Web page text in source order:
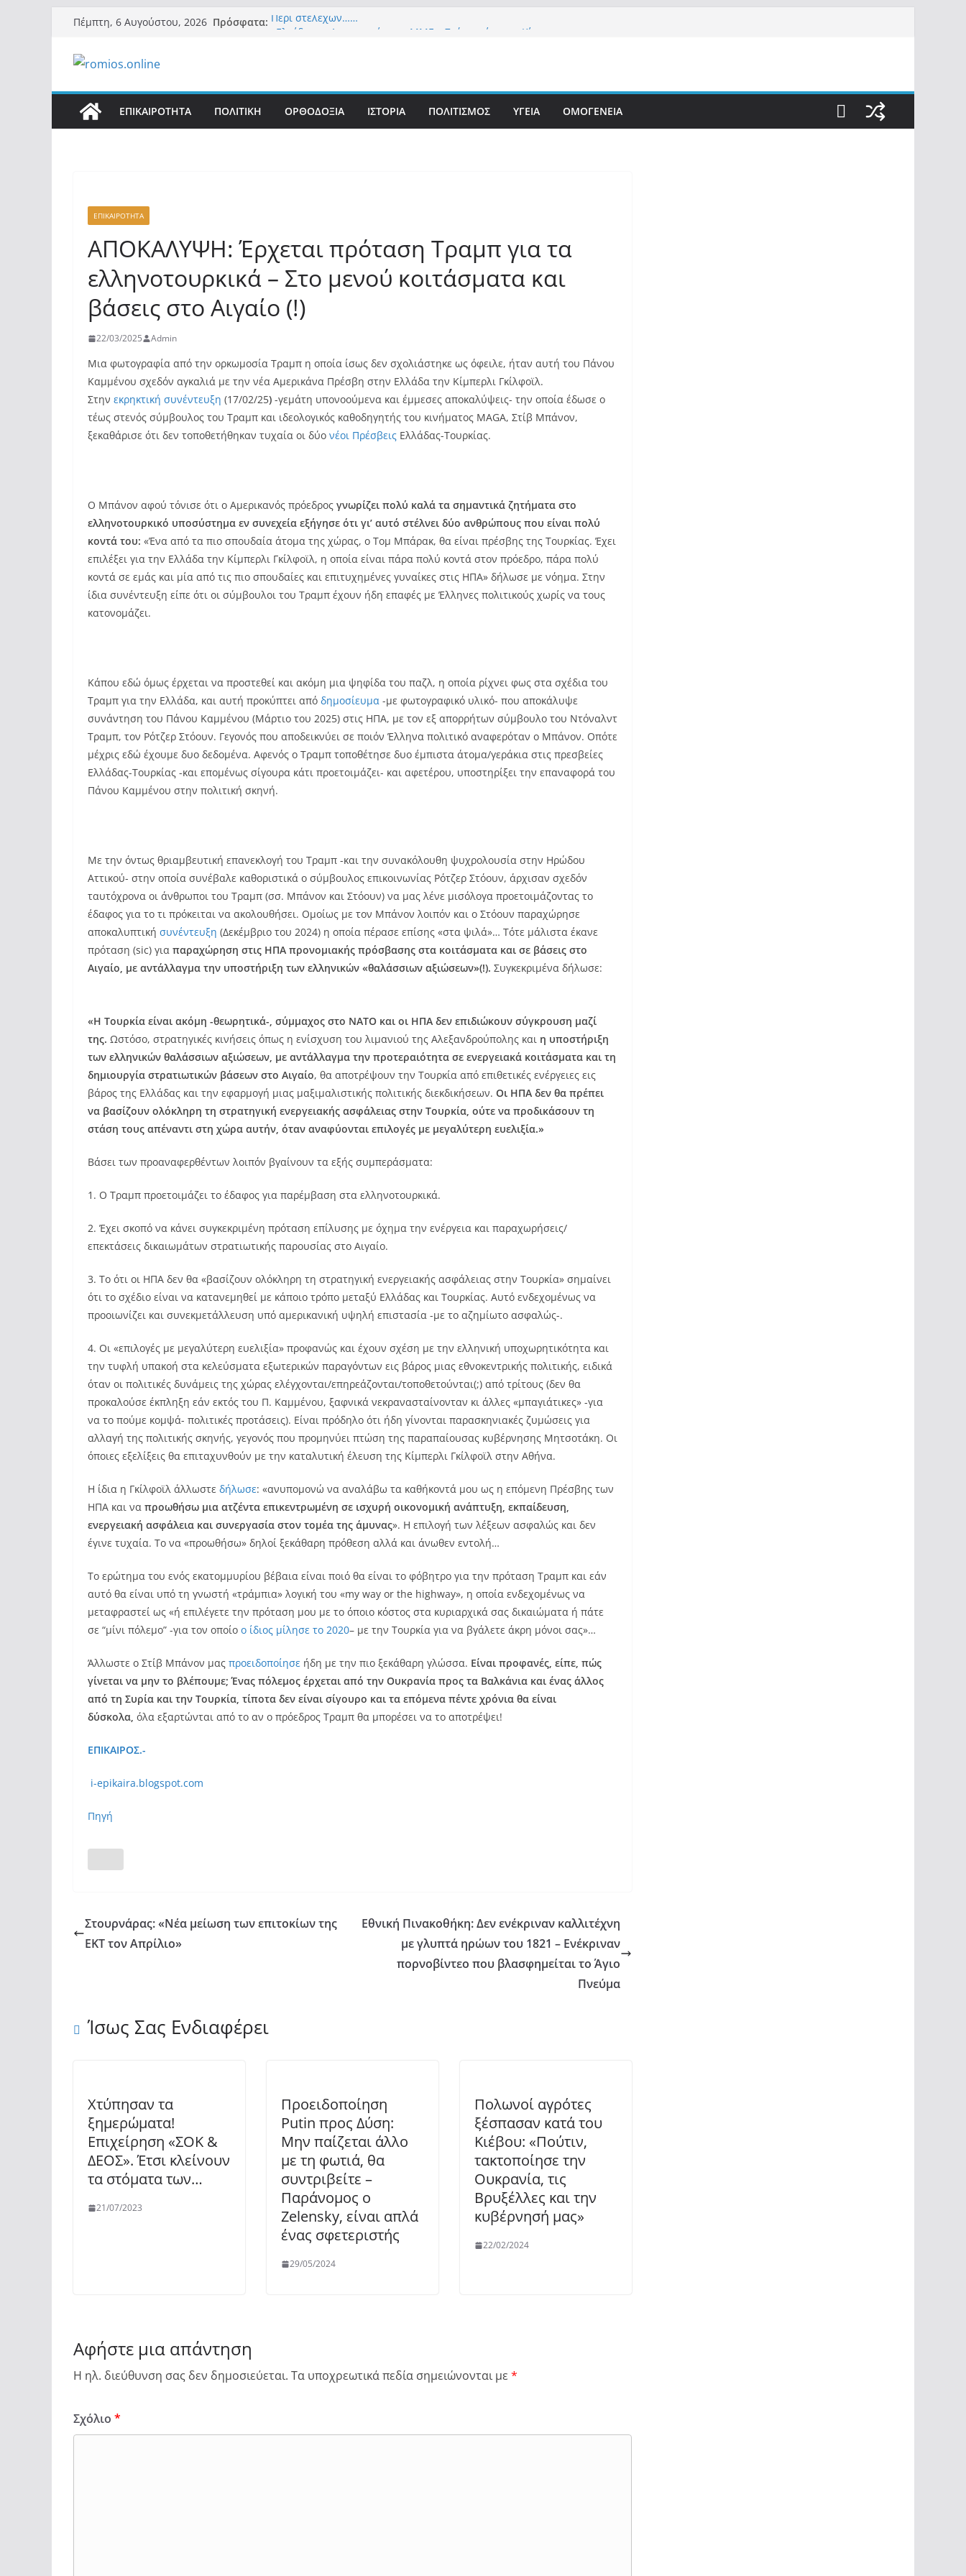
Μετάβαση
περιεχόμενο
Πέμπτη, 6 Αυγούστου, 2026 Πρόσφατα: Περί στελεχών……
ένοικοι του Μαξίμου σε πανικό, πατριωτικό τσουνάμι
σαρώνει την Ελλάδα
ΕΠΙΚΑΙΡΟΤΗΤΑ ΠΟΛΙΤΙΚΗ ΟΡΘΟΔΟΞΙΑ ΙΣΤΟΡΙΑ ΠΟΛΙΤΙΣΜΟΣ ΥΓΕΙΑ ΟΜΟΓΕΝΕΙΑ
ΕΠΙΚΑΙΡΟΤΗΤΑ
ΑΠΟΚΑΛΥΨΗ: Έρχεται πρόταση Τραμπ για τα
ελληνοτουρκικά – Στο μενού κοιτάσματα και
βάσεις στο Αιγαίο (!)
22/03/2025 Admin
Μια φωτογραφία από την ορκωμοσία Τραμπ η οποία ίσως δεν σχολιάστηκε ως όφειλε, ήταν αυτή του Πάνου
Καμμένου σχεδόν αγκαλιά με την νέα Αμερικάνα Πρέσβη στην Ελλάδα την Κίμπερλι Γκίλφοϊλ.
Στην εκρηκτική συνέντευξη (17/02/25) -γεμάτη υπονοούμενα και έμμεσες αποκαλύψεις- την οποία έδωσε ο
τέως στενός σύμβουλος του Τραμπ και ιδεολογικός καθοδηγητής του κινήματος MAGA, Στίβ Μπάνον,
ξεκαθάρισε ότι δεν τοποθετήθηκαν τυχαία οι δύο νέοι Πρέσβεις Ελλάδας-Τουρκίας.
Ο Μπάνον αφού τόνισε ότι ο Αμερικανός πρόεδρος γνωρίζει πολύ καλά τα σημαντικά ζητήματα στο
ελληνοτουρκικό υποσύστημα εν συνεχεία εξήγησε ότι γι’ αυτό στέλνει δύο ανθρώπους που είναι πολύ
κοντά του: «Ένα από τα πιο σπουδαία άτομα της χώρας, ο Τομ Μπάρακ, θα είναι πρέσβης της Τουρκίας. Έχει
επιλέξει για την Ελλάδα την Κίμπερλι Γκίλφοϊλ, η οποία είναι πάρα πολύ κοντά στον πρόεδρο, πάρα πολύ
κοντά σε εμάς και μία από τις πιο σπουδαίες και επιτυχημένες γυναίκες στις ΗΠΑ» δήλωσε με νόημα. Στην
ίδια συνέντευξη είπε ότι οι σύμβουλοι του Τραμπ έχουν ήδη επαφές με Έλληνες πολιτικούς χωρίς να τους
κατονομάζει.
Κάπου εδώ όμως έρχεται να προστεθεί και ακόμη μια ψηφίδα του παζλ, η οποία ρίχνει φως στα σχέδια του
Τραμπ για την Ελλάδα, και αυτή προκύπτει από δημοσίευμα -με φωτογραφικό υλικό- που αποκάλυψε
συνάντηση του Πάνου Καμμένου (Μάρτιο του 2025) στις ΗΠΑ, με τον εξ απορρήτων σύμβουλο του Ντόναλντ
Τραμπ, τον Ρότζερ Στόουν. Γεγονός που αποδεικνύει σε ποιόν Έλληνα πολιτικό αναφερόταν ο Μπάνον. Οπότε
μέχρις εδώ έχουμε δυο δεδομένα. Aφενός ο Τραμπ τοποθέτησε δυο έμπιστα άτομα/γεράκια στις πρεσβείες
Ελλάδας-Τουρκίας -και επομένως σίγουρα κάτι προετοιμάζει- και αφετέρου, υποστηρίξει την επαναφορά του
Πάνου Καμμένου στην πολιτική σκηνή.
Με την όντως θριαμβευτική επανεκλογή του Τραμπ -και την συνακόλουθη ψυχρολουσία στην Ηρώδου
Αττικού- στην οποία συνέβαλε καθοριστικά ο σύμβουλος επικοινωνίας Ρότζερ Στόουν, άρχισαν σχεδόν
ταυτόχρονα οι άνθρωποι του Τραμπ (σσ. Μπάνον και Στόουν) να μας λένε μισόλογα προετοιμάζοντας το
έδαφος για το τι πρόκειται να ακολουθήσει. Ομοίως με τον Μπάνον λοιπόν και ο Στόουν παραχώρησε
αποκαλυπτική συνέντευξη (Δεκέμβριο του 2024) η οποία πέρασε επίσης «στα ψιλά»… Τότε μάλιστα έκανε
πρόταση (sic) για παραχώρηση στις ΗΠΑ προνομιακής πρόσβασης στα κοιτάσματα και σε βάσεις στο
Αιγαίο, με αντάλλαγμα την υποστήριξη των ελληνικών «θαλάσσιων αξιώσεων»(!). Συγκεκριμένα δήλωσε:
«Η Τουρκία είναι ακόμη -θεωρητικά-, σύμμαχος στο ΝΑΤΟ και οι ΗΠΑ δεν επιδιώκουν σύγκρουση μαζί
της. Ωστόσο, στρατηγικές κινήσεις όπως η ενίσχυση του λιμανιού της Αλεξανδρούπολης και η υποστήριξη
των ελληνικών θαλάσσιων αξιώσεων, με αντάλλαγμα την προτεραιότητα σε ενεργειακά κοιτάσματα και τη
δημιουργία στρατιωτικών βάσεων στο Αιγαίο, θα αποτρέψουν την Τουρκία από επιθετικές ενέργειες εις
βάρος της Ελλάδας και την εφαρμογή μιας μαξιμαλιστικής πολιτικής διεκδικήσεων. Οι ΗΠΑ δεν θα πρέπει
να βασίζουν ολόκληρη τη στρατηγική ενεργειακής ασφάλειας στην Τουρκία, ούτε να προδικάσουν τη
στάση τους απέναντι στη χώρα αυτήν, όταν αναφύονται επιλογές με μεγαλύτερη ευελιξία.»
Βάσει των προαναφερθέντων λοιπόν βγαίνουν τα εξής συμπεράσματα:
1. Ο Τραμπ προετοιμάζει το έδαφος για παρέμβαση στα ελληνοτουρκικά.
2. Έχει σκοπό να κάνει συγκεκριμένη πρόταση επίλυσης με όχημα την ενέργεια και παραχωρήσεις/
επεκτάσεις δικαιωμάτων στρατιωτικής παρουσίας στο Αιγαίο.
3. Το ότι οι ΗΠΑ δεν θα «βασίζουν ολόκληρη τη στρατηγική ενεργειακής ασφάλειας στην Τουρκία» σημαίνει
ότι το σχέδιο είναι να κατανεμηθεί με κάποιο τρόπο μεταξύ Ελλάδας και Τουρκίας. Αυτό ενδεχομένως να
προοιωνίζει και συνεκμετάλλευση υπό αμερικανική υψηλή επιστασία -με το αζημίωτο ασφαλώς-.
4. Οι «επιλογές με μεγαλύτερη ευελιξία» προφανώς και έχουν σχέση με την ελληνική υποχωρητικότητα και
την τυφλή υπακοή στα κελεύσματα εξωτερικών παραγόντων εις βάρος μιας εθνοκεντρικής πολιτικής, ειδικά
όταν οι πολιτικές δυνάμεις της χώρας ελέγχονται/επηρεάζονται/τοποθετούνται(;) από τρίτους (δεν θα
προκαλούσε έκπληξη εάν εκτός του Π. Καμμένου, ξαφνικά νεκρανασταίνονταν κι άλλες «μπαγιάτικες» -για
να το πούμε κομψά- πολιτικές προτάσεις). Είναι πρόδηλο ότι ήδη γίνονται παρασκηνιακές ζυμώσεις για
αλλαγή της πολιτικής σκηνής, γεγονός που προμηνύει πτώση της παραπαίουσας κυβέρνησης Μητσοτάκη. Οι
όποιες εξελίξεις θα επιταχυνθούν με την καταλυτική έλευση της Κίμπερλι Γκίλφοϊλ στην Αθήνα.
Η ίδια η Γκίλφοϊλ άλλωστε δήλωσε: «ανυπομονώ να αναλάβω τα καθήκοντά μου ως η επόμενη Πρέσβης των
ΗΠΑ και να προωθήσω μια ατζέντα επικεντρωμένη σε ισχυρή οικονομική ανάπτυξη, εκπαίδευση,
ενεργειακή ασφάλεια και συνεργασία στον τομέα της άμυνας». Η επιλογή των λέξεων ασφαλώς και δεν
έγινε τυχαία. Το να «προωθήσω» δηλοί ξεκάθαρη πρόθεση αλλά και άνωθεν εντολή…
Το ερώτημα του ενός εκατομμυρίου βέβαια είναι ποιό θα είναι το φόβητρο για την πρόταση Τραμπ και εάν
αυτό θα είναι υπό τη γνωστή «τράμπια» λογική του «my way or the highway», η οποία ενδεχομένως να
μεταφραστεί ως «ή επιλέγετε την πρόταση μου με το όποιο κόστος στα κυριαρχικά σας δικαιώματα ή πάτε
σε “μίνι πόλεμο” -για τον οποίο ο ίδιος μίλησε το 2020– με την Τουρκία για να βγάλετε άκρη μόνοι σας»…
Άλλωστε ο Στίβ Μπάνον μας προειδοποίησε ήδη με την πιο ξεκάθαρη γλώσσα. Είναι προφανές, είπε, πώς
γίνεται να μην το βλέπουμε; Ένας πόλεμος έρχεται από την Ουκρανία προς τα Βαλκάνια και ένας άλλος
από τη Συρία και την Τουρκία, τίποτα δεν είναι σίγουρο και τα επόμενα πέντε χρόνια θα είναι
δύσκολα, όλα εξαρτώνται από το αν ο πρόεδρος Τραμπ θα μπορέσει να το αποτρέψει!
ΕΠΙΚΑΙΡΟΣ.-
i-epikaira.blogspot.com
Πηγή
Στουρνάρας: «Νέα μείωση των επιτοκίων της
ΕΚΤ τον Απρίλιο»
Εθνική Πινακοθήκη: Δεν ενέκριναν καλλιτέχνη
με γλυπτά ηρώων του 1821 – Ενέκριναν
πορνοβίντεο που βλασφημείται το Άγιο
Πνεύμα
Ίσως Σας Ενδιαφέρει
Χτύπησαν τα
ξημερώματα!
Επιχείρηση «ΣΟΚ &
ΔΕΟΣ». Έτσι κλείνουν
τα στόματα των…
21/07/2023
Προειδοποίηση
Putin προς Δύση:
Μην παίζεται άλλο
με τη φωτιά, θα
συντριβείτε –
Παράνομος ο
Zelensky, είναι απλά
ένας σφετεριστής
29/05/2024
Πολωνοί αγρότες
ξέσπασαν κατά του
Κιέβου: «Πούτιν,
τακτοποίησε την
Ουκρανία, τις
Βρυξέλλες και την
κυβέρνησή μας»
22/02/2024
Αφήστε μια απάντηση
Η ηλ. διεύθυνση σας δεν δημοσιεύεται. Τα υποχρεωτικά πεδία σημειώνονται με *
Σχόλιο *